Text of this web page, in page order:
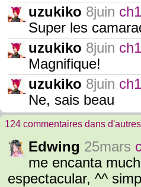
uzukiko 8juin
Super les
uzukiko 8juin
Magnifique!
uzukiko 8juin
Ne, sais beau
124 commentaires dans
Edwing 25mars
me encanta
espectacular, ^^